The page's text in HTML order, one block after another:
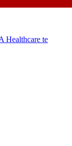
Healthcare te